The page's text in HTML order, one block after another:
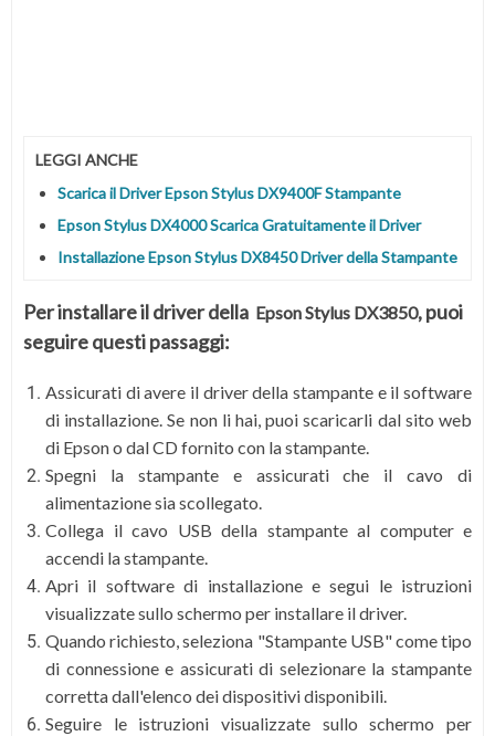
LEGGI ANCHE
Scarica il Driver Epson Stylus DX9400F Stampante
Epson Stylus DX4000 Scarica Gratuitamente il Driver
Installazione Epson Stylus DX8450 Driver della Stampante
Per installare il driver della Epson Stylus DX3850, puoi
seguire questi passaggi:
Assicurati di avere il driver della stampante e il software
di installazione. Se non li hai, puoi scaricarli dal sito web
di Epson o dal CD fornito con la stampante.
Spegni la stampante e assicurati che il cavo di
alimentazione sia scollegato.
Collega il cavo USB della stampante al computer e
accendi la stampante.
Apri il software di installazione e segui le istruzioni
visualizzate sullo schermo per installare il driver.
Quando richiesto, seleziona "Stampante USB" come tipo
di connessione e assicurati di selezionare la stampante
corretta dall'elenco dei dispositivi disponibili.
Seguire le istruzioni visualizzate sullo schermo per